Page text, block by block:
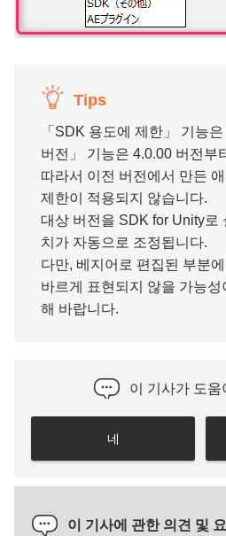
Tips
「SDK 용도에 제한」 기능
버전」 기능은 4.0.00 버전부
따라서 이전 버전에서 만든
제한이 적용되지 않습니다.
대상 버전을 SDK for Unity로
치가 자동으로 조정됩니다.
다만, 베지어로 편집된 부분
바르게 표현되지 않을 가능
해 바랍니다.
이 기사가 도
네
이 기사에 관한 의견 및